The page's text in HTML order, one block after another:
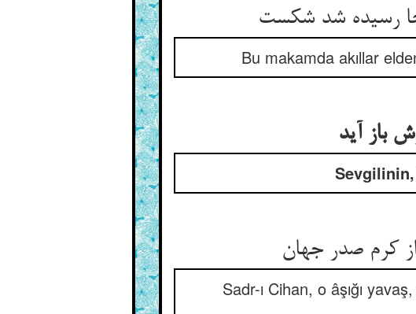
رسیده شد شکست
Bu makamda akıllar
باز آید
کرم صدر جهان
Sadr-ı Cihan, o âşığı